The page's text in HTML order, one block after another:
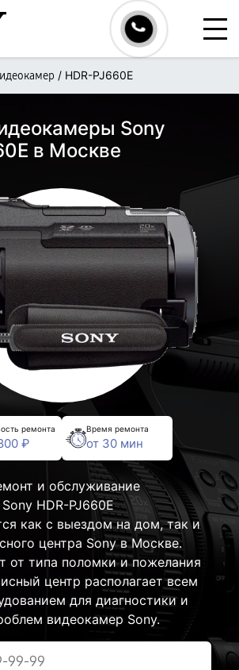
/ HDR-PJ660E
Sony
в Москве
ремонта
₽
Время ремонта
от 30 мин
и обслуживание
HDR-PJ660E
как с выездом на дом, так и
центра Sony в Москве.
от типа поломки и пожелания
центр располагает всем
для диагностики и
видеокамер Sony.